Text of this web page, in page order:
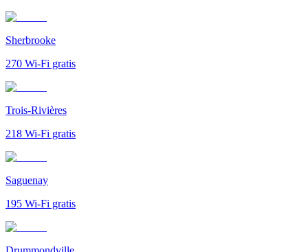
Sherbrooke
270 Wi-Fi gratis
Trois-Rivières
218 Wi-Fi gratis
Saguenay
195 Wi-Fi gratis